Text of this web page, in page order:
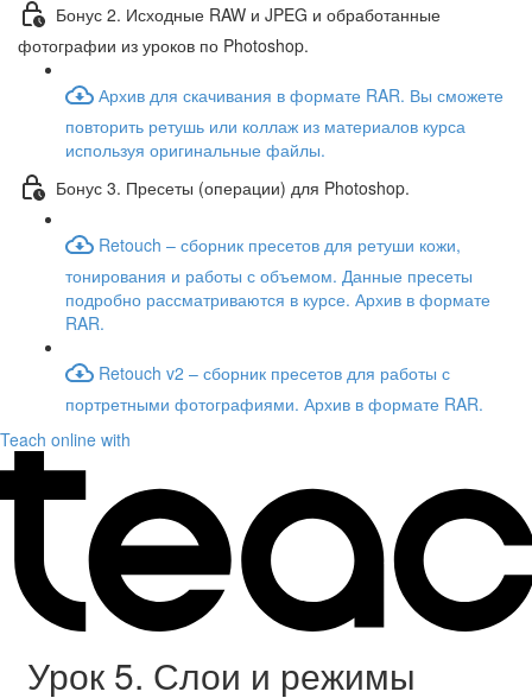
Бонус 2. Исходные RAW и JPEG и обработанные
фотографии из уроков по Photoshop.
Архив для скачивания в формате RAR. Вы сможете
повторить ретушь или коллаж из материалов курса
используя оригинальные файлы.
Бонус 3. Пресеты (операции) для Photoshop.
Retouch – сборник пресетов для ретуши кожи,
тонирования и работы с объемом. Данные пресеты
подробно рассматриваются в курсе. Архив в формате
RAR.
Retouch v2 – сборник пресетов для работы с
портретными фотографиями. Архив в формате RAR.
Teach online with
Урок 5. Слои и режимы